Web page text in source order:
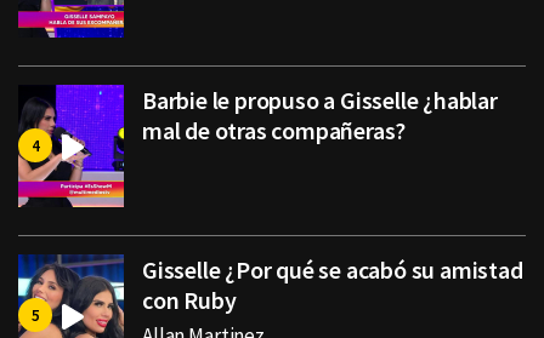
Barbie le propuso a Gisselle ¿hablar
mal de otras compañeras?
Gisselle ¿Por qué se acabó su amistad
con Ruby